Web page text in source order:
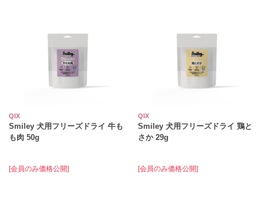
QIX
Smiley 犬用フリーズドライ 牛も
も肉 50g
[会員のみ価格公開]
QIX
Smiley 犬用フリーズドライ 鶏と
さか 29g
[会員のみ価格公開]